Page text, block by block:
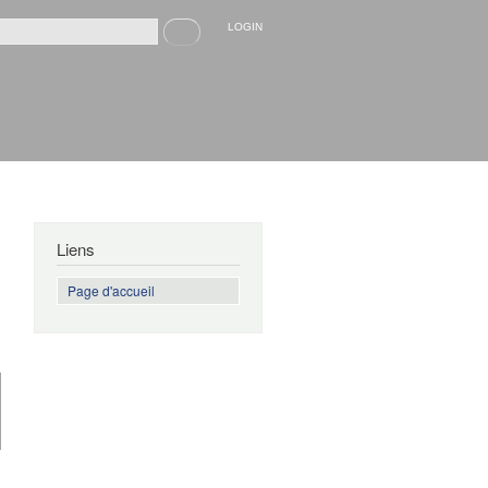
de recherche
Recherche LOGIN
Liens
Page d'accueil